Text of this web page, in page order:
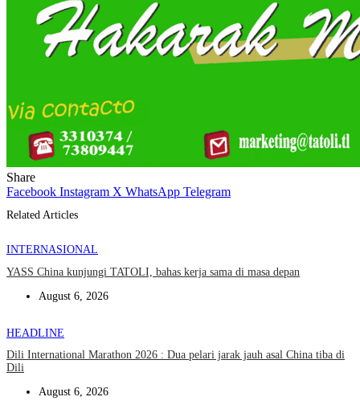
Share
Facebook Instagram X WhatsApp Telegram
Related Articles
INTERNASIONAL
YASS China kunjungi TATOLI, bahas kerja sama di masa depan
August 6, 2026
HEADLINE
Dili International Marathon 2026 : Dua pelari jarak jauh asal China tiba di
Dili
August 6, 2026